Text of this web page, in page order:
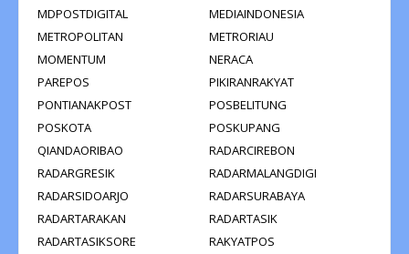
MDPOSTDIGITAL
MEDIAINDONESIA
METROPOLITAN
METRORIAU
MOMENTUM
NERACA
PAREPOS
PIKIRANRAKYAT
PONTIANAKPOST
POSBELITUNG
POSKOTA
POSKUPANG
QIANDAORIBAO
RADARCIREBON
RADARGRESIK
RADARMALANGDIGI
RADARSIDOARJO
RADARSURABAYA
RADARTARAKAN
RADARTASIK
RADARTASIKSORE
RAKYATPOS